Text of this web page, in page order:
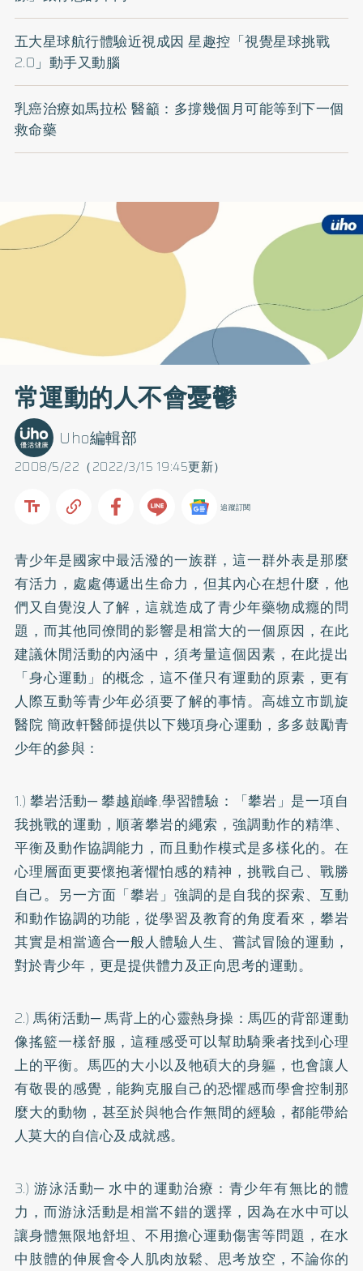
五大星球航行體驗近視成因 星趣控「視覺星球挑戰
2.0」動手又動腦
乳癌治療如馬拉松 醫籲：多撐幾個月可能等到下一個
救命藥
常運動的人不會憂鬱
2008/5/22（2022/3/15 19:45更新）
Uho編輯部
追蹤訂閱
青少年是國家中最活潑的一族群，這一群外表是那麼
有活力，處處傳遞出生命力，但其內心在想什麼，他
們又自覺沒人了解，這就造成了青少年藥物成癮的問
題，而其他同僚間的影響是相當大的一個原因，在此
建議休閒活動的內涵中，須考量這個因素，在此提出
「身心運動」的概念，這不僅只有運動的原素，更有
人際互動等青少年必須要了解的事情。高雄立市凱旋
醫院 簡政軒醫師提供以下幾項身心運動，多多鼓勵青
少年的參與：
1.) 攀岩活動─ 攀越巔峰,學習體驗：「攀岩」是一項自
我挑戰的運動，順著攀岩的繩索，強調動作的精準、
平衡及動作協調能力，而且動作模式是多樣化的。在
心理層面更要懷抱著懼怕感的精神，挑戰自己、戰勝
自己。另一方面「攀岩」強調的是自我的探索、互動
和動作協調的功能，從學習及教育的角度看來，攀岩
其實是相當適合一般人體驗人生、嘗試冒險的運動，
對於青少年，更是提供體力及正向思考的運動。
2.) 馬術活動─ 馬背上的心靈熱身操：馬匹的背部運動
像搖籃一樣舒服，這種感受可以幫助騎乘者找到心理
上的平衡。馬匹的大小以及牠碩大的身軀，也會讓人
有敬畏的感覺，能夠克服自己的恐懼感而學會控制那
麼大的動物，甚至於與牠合作無間的經驗，都能帶給
人莫大的自信心及成就感。
3.) 游泳活動─ 水中的運動治療：青少年有無比的體
力，而游泳活動是相當不錯的選擇，因為在水中可以
讓身體無限地舒坦、不用擔心運動傷害等問題，在水
中肢體的伸展會令人肌肉放鬆、思考放空，不論你的